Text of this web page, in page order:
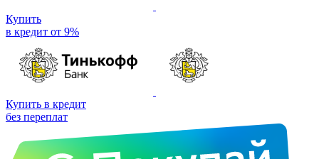
Купить
в кредит от 9%
Купить в кредит
без переплат